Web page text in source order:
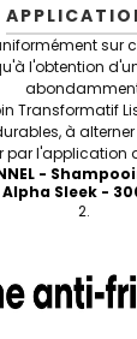
sur
l'obtention
Transformatif
à
par l'application
-
Alpha Sleek -